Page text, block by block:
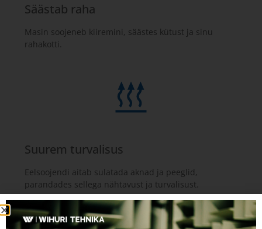
Säästab raha
Masin soojeneb kiiremini, säästes kütust ja sinu
rahakotti.
Suurem turvalisus
Eelsoojendi aitab sulatada aknad ja peeglid,
parandades sellega nähtavust ja turvalisust.